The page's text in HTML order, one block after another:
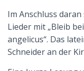
Im Anschluss
Lieder mit „Bleib
angelicus“. Das
Schneider an der